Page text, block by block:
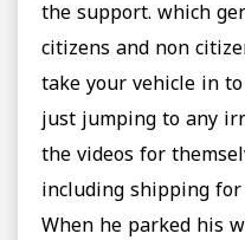
the support. which
citizens and non
take your vehicle in
just jumping to any
the videos for
including shipping for
When he parked his